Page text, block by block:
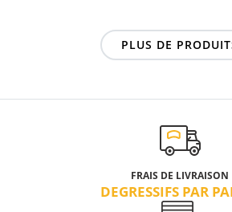
PLUS DE
FRAIS DE LIVRAISON
DEGRESSIFS PAR